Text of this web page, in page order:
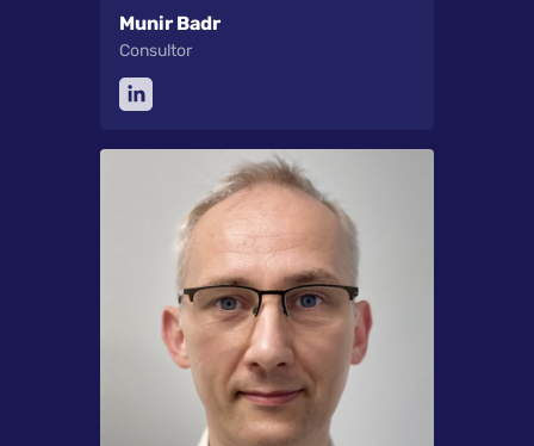
Munir Badr
Consultor